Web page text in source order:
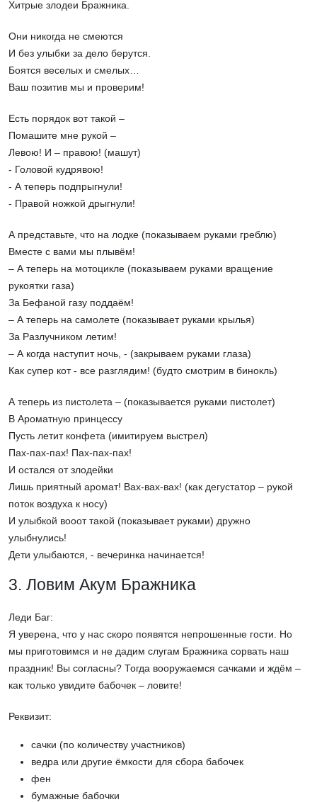
Хитрые злодеи Бражника.
Они никогда не смеются
И без улыбки за дело берутся.
Боятся веселых и смелых…
Ваш позитив мы и проверим!
Есть порядок вот такой –
Помашите мне рукой –
Левою! И – правою! (машут)
- Головой кудрявою!
- А теперь подпрыгнули!
- Правой ножкой дрыгнули!
А представьте, что на лодке (показываем руками греблю)
Вместе с вами мы плывём!
– А теперь на мотоцикле (показываем руками вращение
рукоятки газа)
За Бефаной газу поддаём!
– А теперь на самолете (показывает руками крылья)
За Разлучником летим!
– А когда наступит ночь, - (закрываем руками глаза)
Как супер кот - все разглядим! (будто смотрим в бинокль)
А теперь из пистолета – (показывается руками пистолет)
В Ароматную принцессу
Пусть летит конфета (имитируем выстрел)
Пах-пах-пах! Пах-пах-пах!
И остался от злодейки
Лишь приятный аромат! Вах-вах-вах! (как дегустатор – рукой
поток воздуха к носу)
И улыбкой вооот такой (показывает руками) дружно
улыбнулись!
Дети улыбаются, - вечеринка начинается!
3. Ловим Акум Бражника
Леди Баг:
Я уверена, что у нас скоро появятся непрошенные гости. Но
мы приготовимся и не дадим слугам Бражника сорвать наш
праздник! Вы согласны? Тогда вооружаемся сачками и ждём –
как только увидите бабочек – ловите!
Реквизит:
сачки (по количеству участников)
ведра или другие ёмкости для сбора бабочек
фен
бумажные бабочки